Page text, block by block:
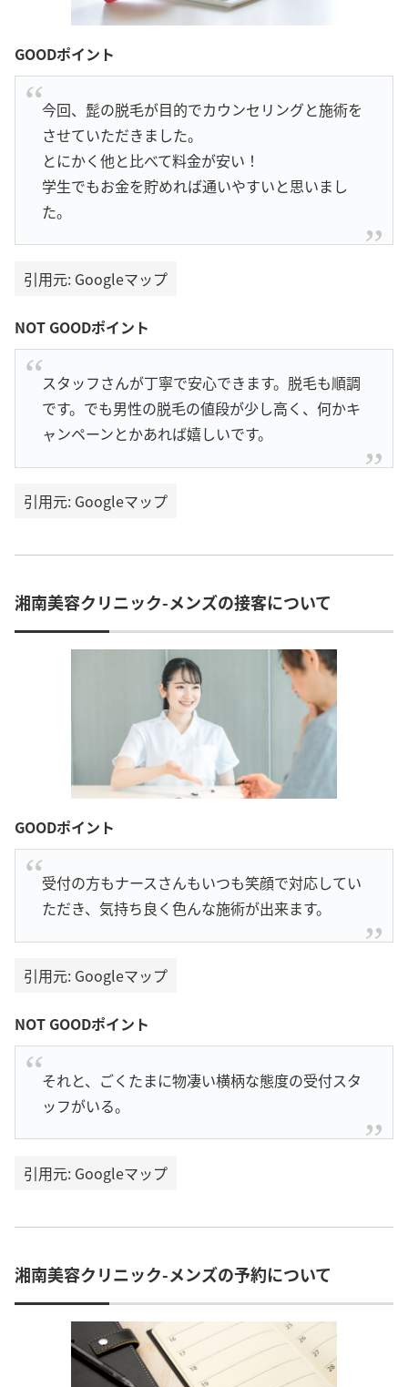
GOODポイント
今回、髭の脱毛が目的でカウンセリングと施術を
させていただきました。
とにかく他と比べて料金が安い！
学生でもお金を貯めれば通いやすいと思いまし
た。
引用元: Googleマップ
NOT GOODポイント
スタッフさんが丁寧で安心できます。脱毛も順調
です。でも男性の脱毛の値段が少し高く、何かキ
ャンペーンとかあれば嬉しいです。
引用元: Googleマップ
湘南美容クリニック-メンズの接客について
GOODポイント
受付の方もナースさんもいつも笑顔で対応してい
ただき、気持ち良く色んな施術が出来ます。
引用元: Googleマップ
NOT GOODポイント
それと、ごくたまに物凄い横柄な態度の受付スタ
ッフがいる。
引用元: Googleマップ
湘南美容クリニック-メンズの予約について